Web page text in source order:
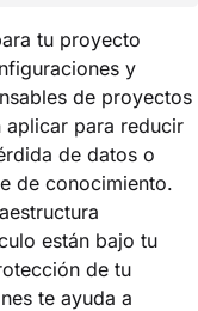
tu proyecto
y
de proyectos
aplicar para reducir
de datos o
de conocimiento.
están bajo tu
de tu
te ayuda a